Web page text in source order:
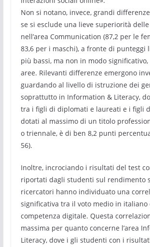
Non si notano, invece, grandi
se si esclude una lieve superiorità
nell’area Communication (87,2 per le
83,6 per i maschi), a fronte di punteggi
più bassi, ma non in modo
aree. Rilevanti differenze emergono
guardando al livello di istruzione dei
soprattutto in Information & Literacy,
tra i figli di diplomati e laureati e i figli
dotati al massimo di un titolo
o triennale, è di ben 8,2 punti
56).
Inoltre, incrociando i risultati del test
riportati dagli studenti sul rendimento
ricercatori hanno individuato una
significativa tra il voto medio in italiano
competenza digitale. Questa
massima per quanto concerne l’area
Literacy, dove i gli studenti con i